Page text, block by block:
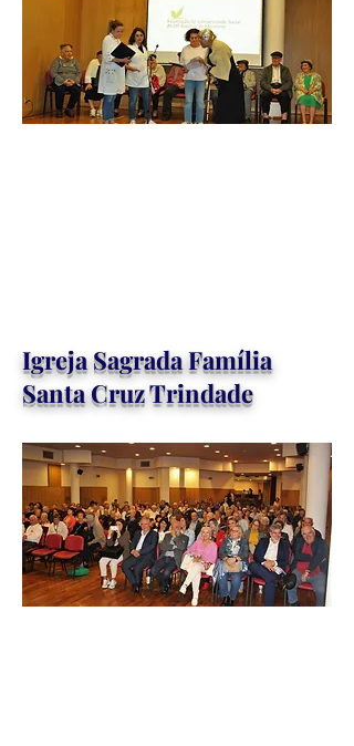
Igreja Sagrada Família
Santa Cruz Trindade